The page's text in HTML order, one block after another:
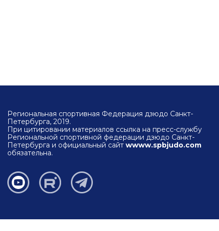
Региональная спортивная Федерация дзюдо Санкт-
Петербурга, 2019.
При цитировании материалов ссылка на пресс-службу
Региональной спортивной федерации дзюдо Санкт-
Петербурга и официальный сайт wwww.spbjudo.com
обязательна.